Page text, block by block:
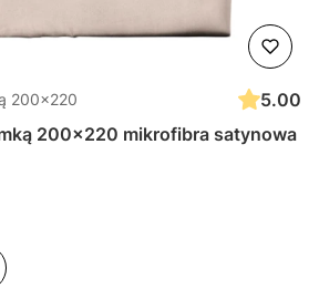
200x220
5.00
200x220 mikrofibra satynowa